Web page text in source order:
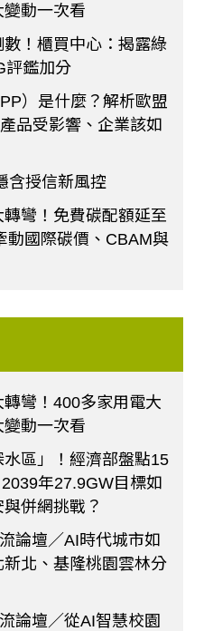
動一次看
！櫃買中心：揭露綠
評鑑加分
）是什麼？解析歐盟
品受影響、企業該如
含授信新風控
彎！免費碳配額延至
動國際碳價、CBAM與
彎！400多家用電大
動一次看
區」！經濟部盤點15
年27.9GW目標如
併網挑戰？
論壇／AI時代城市如
北、基隆桃園雲林分
論壇／從AI智慧校園